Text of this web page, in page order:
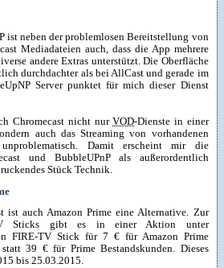
ist neben der problemlosen Bereitstellung von
Mediadateien auch, dass die App mehrere
andere Extras unterstützt. Die Oberfläche
durchdachter als bei AllCast und gerade im
Server punktet für mich dieser Dienst
Chromecast nicht nurVOD-Dienste in einer
auch das Streaming von vorhandenen
Damit erscheint mir die
und BubbleUPnP als außerordentlich
Stück Technik.
ist auch Amazon Prime eine Alternative. Zur
Sticks gibt es in einer Aktion unter
FIRE-TV Stick für 7 € für Amazon Prime
39 € für Prime Bestandskunden. Dieses
bis 25.03.2015.